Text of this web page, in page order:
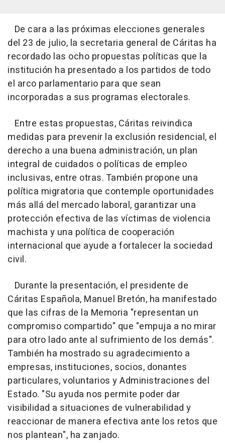
De cara a las próximas elecciones generales
del 23 de julio, la secretaria general de Cáritas ha
recordado las ocho propuestas políticas que la
institución ha presentado a los partidos de todo
el arco parlamentario para que sean
incorporadas a sus programas electorales.
Entre estas propuestas, Cáritas reivindica
medidas para prevenir la exclusión residencial, el
derecho a una buena administración, un plan
integral de cuidados o políticas de empleo
inclusivas, entre otras. También propone una
política migratoria que contemple oportunidades
más allá del mercado laboral, garantizar una
protección efectiva de las víctimas de violencia
machista y una política de cooperación
internacional que ayude a fortalecer la sociedad
civil.
Durante la presentación, el presidente de
Cáritas Española, Manuel Bretón, ha manifestado
que las cifras de la Memoria "representan un
compromiso compartido" que "empuja a no mirar
para otro lado ante al sufrimiento de los demás".
También ha mostrado su agradecimiento a
empresas, instituciones, socios, donantes
particulares, voluntarios y Administraciones del
Estado. "Su ayuda nos permite poder dar
visibilidad a situaciones de vulnerabilidad y
reaccionar de manera efectiva ante los retos que
nos plantean", ha zanjado.